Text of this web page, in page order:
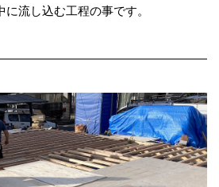
流し込む工程の事です。